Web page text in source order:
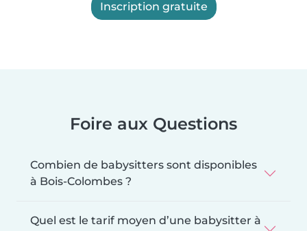
Inscription gratuite
Foire aux Questions
Combien de babysitters sont disponibles
à Bois-Colombes ?
Quel est le tarif moyen d’une babysitter à